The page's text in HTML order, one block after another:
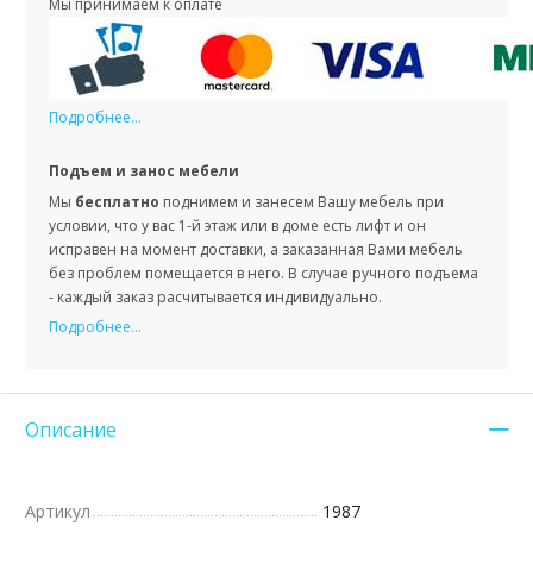
Мы принимаем к оплате
Подробнее...
Подъем и занос мебели
Мы бесплатно поднимем и занесем Вашу мебель при
условии, что у вас 1-й этаж или в доме есть лифт и он
исправен на момент доставки, а заказанная Вами мебель
без проблем помещается в него. В случае ручного подъема
- каждый заказ расчитывается индивидуально.
Подробнее...
Описание
Артикул 1987